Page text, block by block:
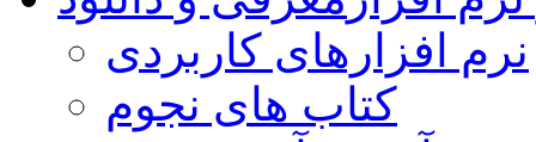
نرم افزارهای کاربردی
کتاب های نجوم